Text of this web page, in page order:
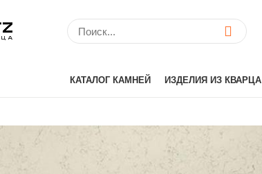
КАТАЛОГ КАМНЕЙ
Avant Quartz (Китай)
ИЗДЕЛИЯ ИЗ КВАРЦА